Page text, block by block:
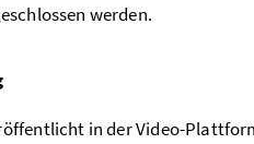
werden.
in der Video-